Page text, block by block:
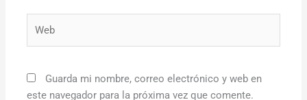
Guarda mi nombre, correo electrónico y web en
este navegador para la próxima vez que comente.